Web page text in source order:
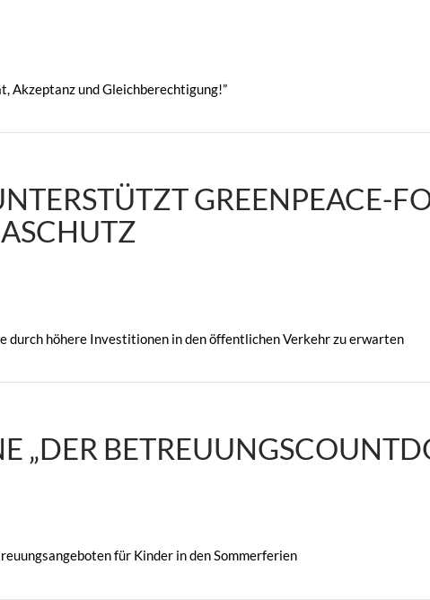
Akzeptanz und Gleichberechtigung!”
GREENPEACE-
durch höhere Investitionen in den öffentlichen Verkehr zu erwarten
„DER
für Kinder in den Sommerferien